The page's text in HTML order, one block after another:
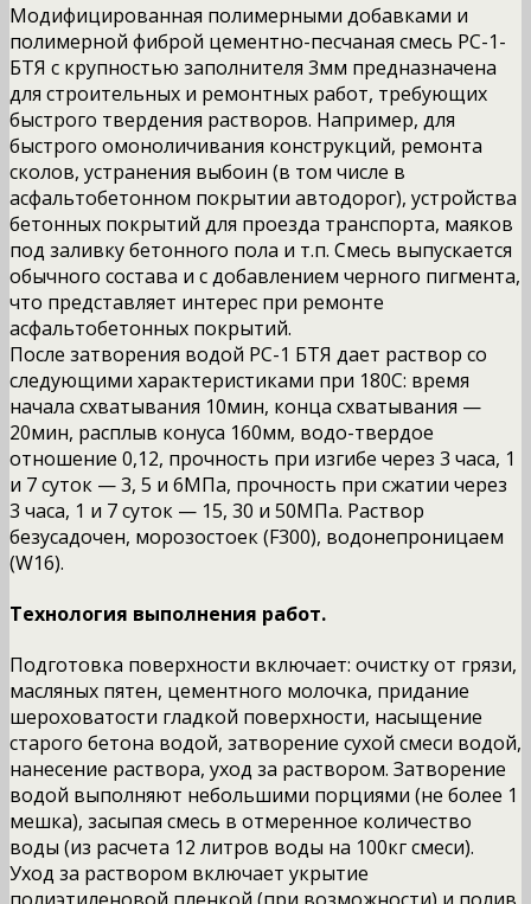
Модифицированная полимерными добавками и
полимерной фиброй цементно-песчаная смесь РС-1-
БТЯ с крупностью заполнителя 3мм предназначена
для строительных и ремонтных работ, требующих
быстрого твердения растворов. Например, для
быстрого омоноличивания конструкций, ремонта
сколов, устранения выбоин (в том числе в
асфальтобетонном покрытии автодорог), устройства
бетонных покрытий для проезда транспорта, маяков
под заливку бетонного пола и т.п. Смесь выпускается
обычного состава и с добавлением черного пигмента,
что представляет интерес при ремонте
асфальтобетонных покрытий.
После затворения водой РС-1 БТЯ дает раствор со
следующими характеристиками при 180С: время
начала схватывания 10мин, конца схватывания —
20мин, расплыв конуса 160мм, водо-твердое
отношение 0,12, прочность при изгибе через 3 часа, 1
и 7 суток — 3, 5 и 6МПа, прочность при сжатии через
3 часа, 1 и 7 суток — 15, 30 и 50МПа. Раствор
безусадочен, морозостоек (F300), водонепроницаем
(W16).
Технология выполнения работ.
Подготовка поверхности включает: очистку от грязи,
масляных пятен, цементного молочка, придание
шероховатости гладкой поверхности, насыщение
старого бетона водой, затворение сухой смеси водой,
нанесение раствора, уход за раствором. Затворение
водой выполняют небольшими порциями (не более 1
мешка), засыпая смесь в отмеренное количество
воды (из расчета 12 литров воды на 100кг смеси).
Уход за раствором включает укрытие